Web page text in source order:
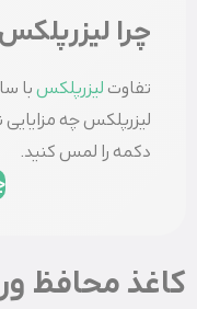
چرا
تفاوت لیزرپلکسبا
لیزرپلکس چه
دکمه را لمس کنید.
کاغذ محافظ